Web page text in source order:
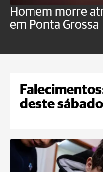
Homem morre
em Ponta Grossa
deste